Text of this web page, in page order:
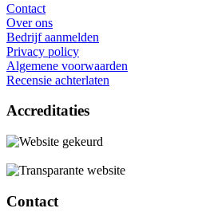
Contact
Over ons
Bedrijf aanmelden
Privacy policy
Algemene voorwaarden
Recensie achterlaten
Accreditaties
Contact